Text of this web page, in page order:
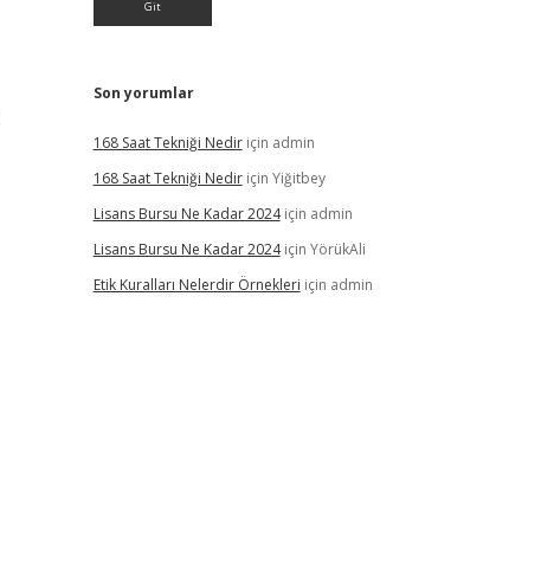
Son yorumlar
168 Saat Tekniği Nediriçin admin
168 Saat Tekniği Nediriçin Yiğitbey
Lisans Bursu Ne Kadar 2024için admin
Lisans Bursu Ne Kadar 2024için YörükAli
Etik Kuralları Nelerdir Örnekleri için admin